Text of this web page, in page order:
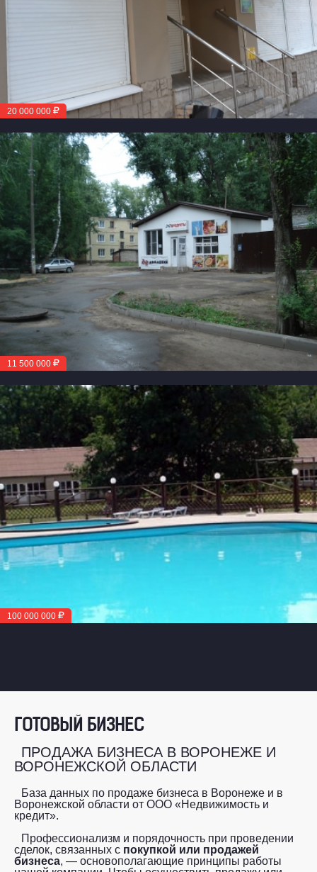
20 000 000
11 500 000
100 000 000
ГОТОВЫЙ БИЗНЕС
ПРОДАЖА БИЗНЕСА В ВОРОНЕЖЕ И
ВОРОНЕЖСКОЙ ОБЛАСТИ
База данных по продаже бизнеса в Воронеже и в
Воронежской области от ООО «Недвижимость и
кредит».
Профессионализм и порядочность при проведении
сделок, связанных с покупкой или продажей
бизнеса, — основополагающие принципы работы